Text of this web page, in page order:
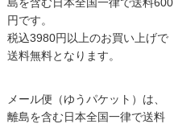
円です。
税込3980円以上のお買い上げで
送料無料となります。
メール便（ゆうパケット）は、
離島を含む日本全国一律で送料